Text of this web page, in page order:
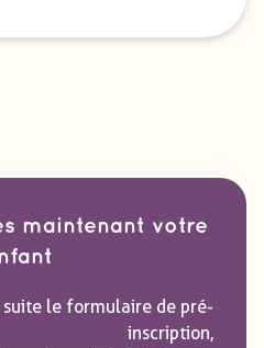
maintenant votre
le formulaire de pré-
inscription,